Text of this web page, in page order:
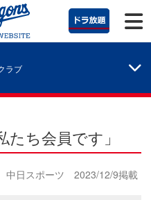
ラブ
ち会員です」
中日スポーツ 2023/12/9掲載